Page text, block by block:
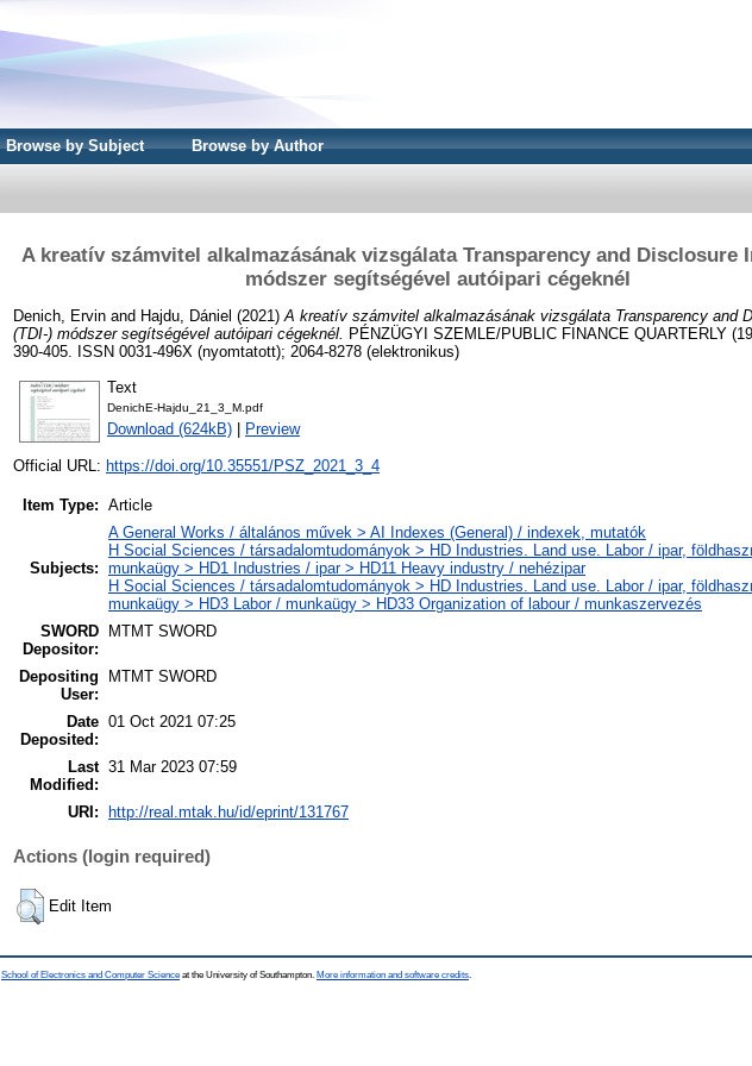
Browse by Subject Browse by Author
A kreatív számvitel alkalmazásának vizsgálata Transparency and Disclosure
módszer segítségével autóipari cégeknél
Denich, Ervin and Hajdu, Dániel (2021) A kreatív számvitel alkalmazásának vizsgálata Transparency and
(TDI-) módszer segítségével autóipari cégeknél. PÉNZÜGYI SZEMLE/PUBLIC FINANCE QUARTERLY
390-405. ISSN 0031-496X (nyomtatott); 2064-8278 (elektronikus)
Text
DenichE-Hajdu_21_3_M.pdf
Download (624kB) Preview
Official URL: https://doi.org/10.35551/PSZ_2021_3_4
Item Type: Article
Subjects:
A General Works / általános művek > AI Indexes (General) / indexek, mutatók
H Social Sciences / társadalomtudományok > HD Industries. Land use. Labor / ipar,
munkaügy > HD1 Industries / ipar > HD11 Heavy industry / nehézipar
H Social Sciences / társadalomtudományok > HD Industries. Land use. Labor / ipar,
munkaügy > HD3 Labor / munkaügy > HD33 Organization of labour / munkaszervezés
SWORD
Depositor:
MTMT SWORD
Depositing
User:
MTMT SWORD
Date
Deposited:
01 Oct 2021 07:25
Last
Modified:
31 Mar 2023 07:59
URI: http://real.mtak.hu/id/eprint/131767
Actions (login required)
Edit Item
School of Electronics and Computer Science at the University of Southampton. More information and software credits